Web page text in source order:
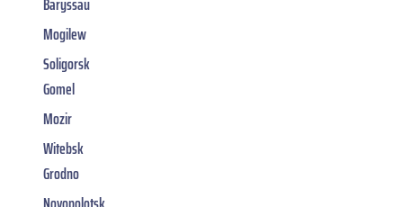
Mogilew
Soligorsk
Gomel
Mozir
Witebsk
Grodno